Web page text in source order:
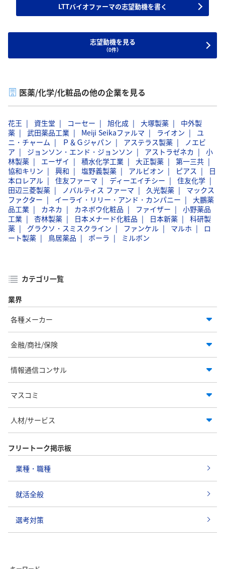
LTTバイオファーマの志望動機を書く
志望動機を見る
（0件）
医薬/化学/化粧品の他の企業を見る
花王 資生堂 コーセー 旭化成 大塚製薬
中外製
薬
武田薬品工業 Meiji Seikaファルマ ライオン
ユ
ニ・チャーム
Ｐ＆Ｇジャパン アステラス製薬
ノエビ
ア
ジョンソン・エンド・ジョンソン アストラゼネカ
小
林製薬
エーザイ 積水化学工業 大正製薬
第一三共
協和キリン
興和 塩野義製薬 アルビオン ピアス
日
本ロレアル
住友ファーマ ディーエイチシー
住友化学
田辺三菱製薬
ノバルティス ファーマ 久光製薬
マックス
ファクター
イーライ・リリー・アンド・カンパニー
大鵬薬
品工業
カネカ カネボウ化粧品 ファイザー
小野薬品
工業
杏林製薬 日本メナード化粧品 日本新薬
科研製
薬
グラクソ・スミスクライン ファンケル マルホ
ロ
ート製薬
鳥居薬品 ポーラ ミルボン
カテゴリ一覧
業界
各種メーカー
金融/商社/保険
情報通信コンサル
マスコミ
人材/サービス
フリートーク掲示板
業種・職種
就活全般
選考対策